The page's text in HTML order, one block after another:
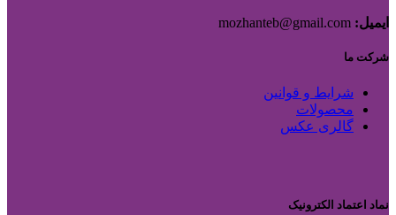
ایمیل:
شرکت ما
شرایط و قوانین
محصولات
گالری عکس
نماد اعتماد الکترونیک